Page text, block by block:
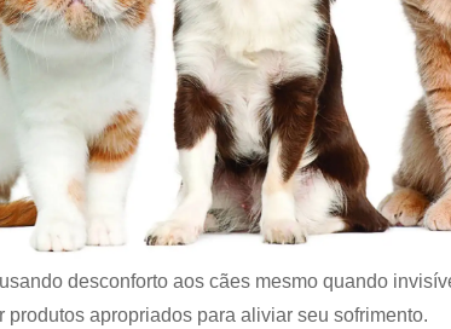
desconforto aos cães mesmo quando
apropriados para aliviar seu sofrimento.